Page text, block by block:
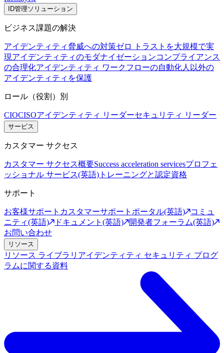
ID管理ソリューション
ビジネス課題の解決
アイデンティティ脅威への対策ゼロ トラストを大規模で実
現アイデンティティのモダナイゼーションコンプライアンス
の合理化アイデンティティ ワークフローの自動化人以外の
アイデンティティを保護
ロール（役割）別
CIOCISOアイデンティティ リーダーセキュリティ リーダー
サービス
カスタマー サクセス
カスタマー サクセス概要Success acceleration servicesプロフェ
ッショナル サービス(英語) トレーニングと認定資格
サポート
お客様サポート カスタマーサポートポータル(英語)
コミュ
ニティ(英語)
ドキュメント(英語)
開発者フォーラム(英語)
お問い合わせ
リソース
リソース ライブラリ アイデンティティ セキュリティ プログ
ラムに関する資料